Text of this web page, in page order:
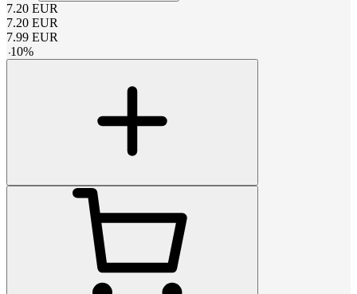
7.20 EUR
7.20 EUR
7.99 EUR
-10%